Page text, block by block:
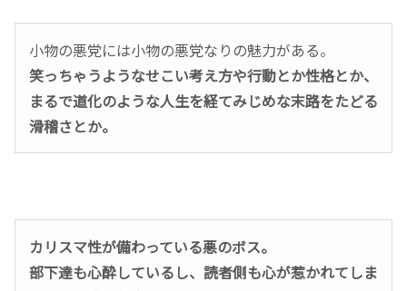
小物の悪党には小物の悪党なりの魅力がある。
笑っちゃうようなせこい考え方や行動とか性格とか、
まるで道化のような人生を経てみじめな末路をたどる
滑稽さとか。
カリスマ性が備わっている悪のボス。
部下達も心酔しているし、読者側も心が惹かれてしま